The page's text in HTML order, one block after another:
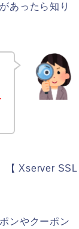
あったら知り
【 Xserver SSL
ンやクーポン